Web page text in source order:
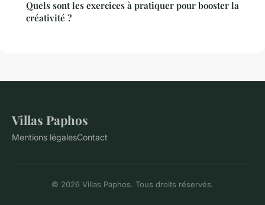
Quels sont les exercices à pratiquer pour booster la
créativité ?
Villas Paphos
Mentions légalesContact
© 2026 Villas Paphos. Tous droits réservés.